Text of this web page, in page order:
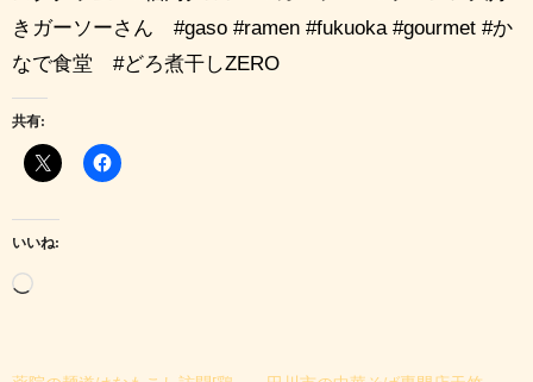
きガーソーさん #gaso #ramen #fukuoka #gourmet #か
なで食堂 #どろ煮干しZERO
共有:
いいね:
読